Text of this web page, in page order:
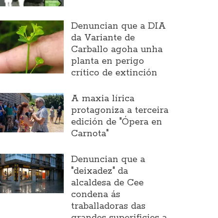
Denuncian que a DIA
da Variante de
Carballo agoha unha
planta en perigo
crítico de extinción
A maxia lírica
protagoniza a terceira
edición de "Ópera en
Carnota"
Denuncian que a
"deixadez" da
alcaldesa de Cee
condena ás
traballadoras das